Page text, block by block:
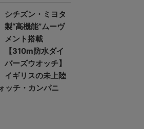
シチズン・ミヨタ
製“高機能”ムーヴ
メント搭載
【310m防水ダイ
バーズウオッチ】
イギリスの未上陸
ッチ・カンパニ